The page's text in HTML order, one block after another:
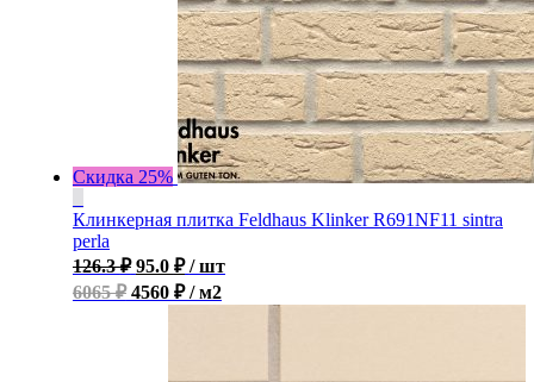
Скидка 25%
Клинкерная плитка Feldhaus Klinker R691NF11 sintra
perla
126.3₽ 95.0 ₽ / шт
6065 ₽4560 ₽ / м2